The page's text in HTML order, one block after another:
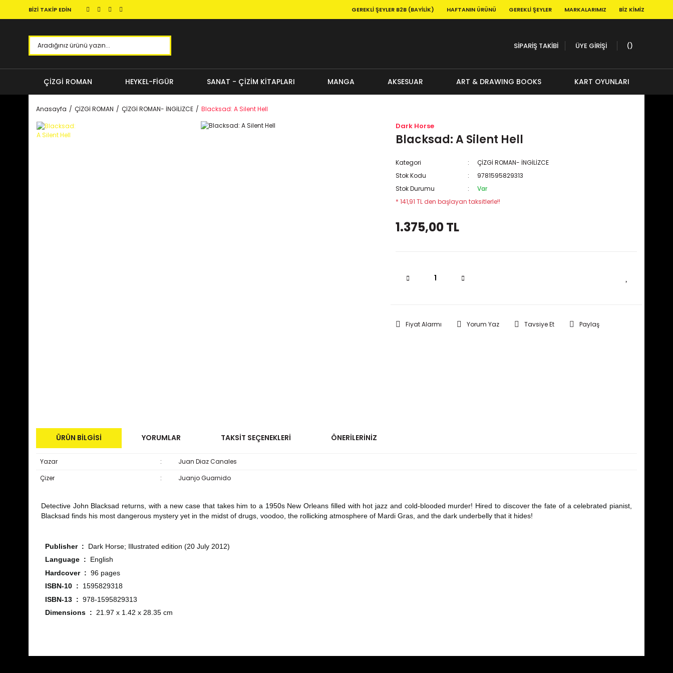
BİZİ TAKİP EDİN GEREKLI ŞEYLER B2B (BAYILIK) HAFTANIN ÜRÜNÜ GEREKLI ŞEYLER MARKALARIMIZ BIZ KIMIZ
SİPARİŞ TAKİBİ ÜYE GİRİŞİ
ÇİZGİ ROMAN HEYKEL-FİGÜR SANAT - ÇİZİM KİTAPLARI MANGA AKSESUAR ART & DRAWING BOOKS KART OYUNLARI
Anasayfa ÇİZGİ ROMAN ÇİZGİ ROMAN- İNGİLİZCE Blacksad: A Silent Hell
Dark Horse
Blacksad: A Silent Hell
Kategori
ÇİZGİ ROMAN- İNGİLİZCE
Stok Kodu
9781595829313
Stok Durumu
Var
* 141,91 TL den başlayan taksitlerle!!
1.375,00 TL
Fiyat Alarmı Yorum Yaz Tavsiye Et Paylaş
ÜRÜN BILGISI YORUMLAR TAKSIT SEÇENEKLERI ÖNERILERINIZ
Yazar :
Juan Diaz Canales
Çizer
: Juanjo Guarnido
Detective John Blacksad returns, with a new case that takes him to a 1950s New Orleans filled with hot jazz and cold-blooded murder! Hired to discover the fate of a celebrated pianist,
Blacksad finds his most dangerous mystery yet in the midst of drugs, voodoo, the rollicking atmosphere of Mardi Gras, and the dark underbelly that it hides!
Publisher ‏ : ‎ Dark Horse; Illustrated edition (20 July 2012)
Language ‏ : ‎ English
Hardcover ‏ : ‎ 96 pages
ISBN-10 ‏ : ‎ 1595829318
ISBN-13 ‏ : ‎ 978-1595829313
Dimensions ‏ : ‎ 21.97 x 1.42 x 28.35 cm
Görüş ve önerileriniz için teşekkür ederiz.